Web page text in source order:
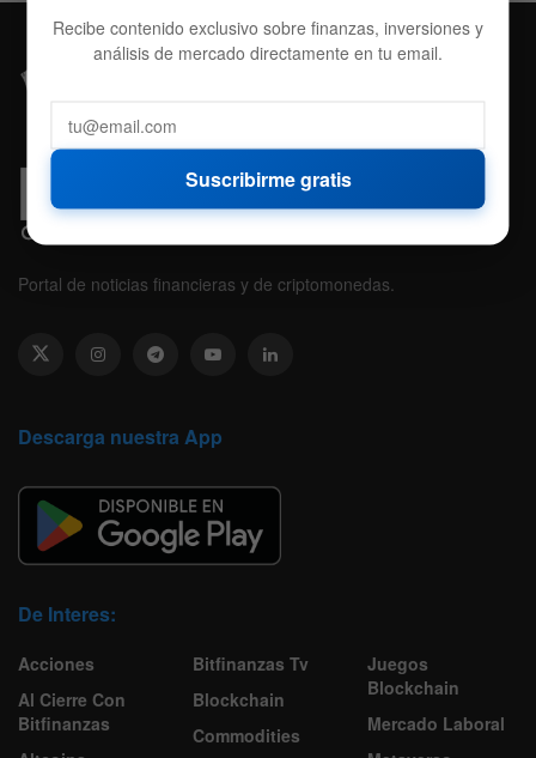
Portal de noticias financieras y de criptomonedas.
Descarga nuestra App
De Interes:
Acciones
Al Cierre Con
Bitfinanzas
Bitfinanzas Tv
Blockchain
Commodities
Juegos
Blockchain
Mercado Laboral
Recibe contenido exclusivo sobre finanzas, inversiones y
análisis de mercado directamente en tu email.
Suscribirme gratis